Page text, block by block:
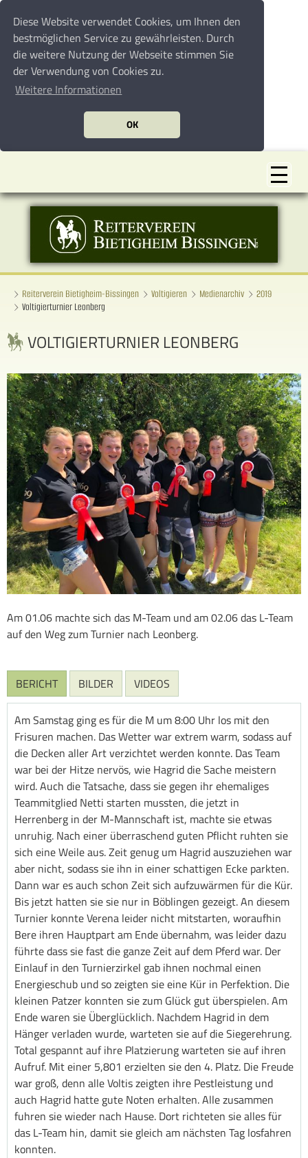
Diese Website verwendet Cookies, um Ihnen den
bestmöglichen Service zu gewährleisten. Durch
die weitere Nutzung der Webseite stimmen Sie
der Verwendung von Cookies zu.
Weitere Informationen
OK
Reiterverein Bietigheim-Bissingen Voltigieren Medienarchiv
2019
Voltigierturnier Leonberg
VOLTIGIERTURNIER LEONBERG
Am 01.06 machte sich das M-Team und am 02.06 das L-Team
auf den Weg zum Turnier nach Leonberg.
BERICHT BILDER VIDEOS
Am Samstag ging es für die M um 8:00 Uhr los mit den
Frisuren machen. Das Wetter war extrem warm, sodass auf
die Decken aller Art verzichtet werden konnte. Das Team
war bei der Hitze nervös, wie Hagrid die Sache meistern
wird. Auch die Tatsache, dass sie gegen ihr ehemaliges
Teammitglied Netti starten mussten, die jetzt in
Herrenberg in der M-Mannschaft ist, machte sie etwas
unruhig. Nach einer überraschend guten Pflicht ruhten sie
sich eine Weile aus. Zeit genug um Hagrid auszuziehen war
aber nicht, sodass sie ihn in einer schattigen Ecke parkten.
Dann war es auch schon Zeit sich aufzuwärmen für die Kür.
Bis jetzt hatten sie sie nur in Böblingen gezeigt. An diesem
Turnier konnte Verena leider nicht mitstarten, woraufhin
Bere ihren Hauptpart am Ende übernahm, was leider dazu
führte dass sie fast die ganze Zeit auf dem Pferd war. Der
Einlauf in den Turnierzirkel gab ihnen nochmal einen
Energieschub und so zeigten sie eine Kür in Perfektion. Die
kleinen Patzer konnten sie zum Glück gut überspielen. Am
Ende waren sie Überglücklich. Nachdem Hagrid in dem
Hänger verladen wurde, warteten sie auf die Siegerehrung.
Total gespannt auf ihre Platzierung warteten sie auf ihren
Aufruf. Mit einer 5,801 erzielten sie den 4. Platz. Die Freude
war groß, denn alle Voltis zeigten ihre Pestleistung und
auch Hagrid hatte gute Noten erhalten. Alle zusammen
fuhren sie wieder nach Hause. Dort richteten sie alles für
das L-Team hin, damit sie gleich am nächsten Tag losfahren
konnten.